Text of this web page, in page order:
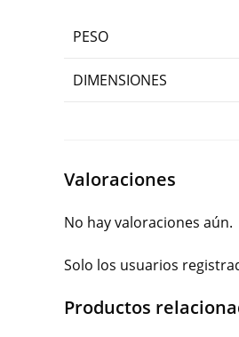
PESO
DIMENSIONES
Valoraciones
No hay valoraciones aún.
Solo los usuarios
Productos